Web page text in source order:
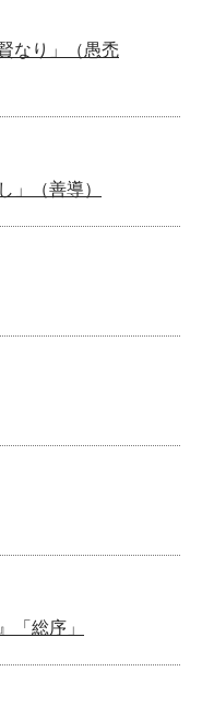
なり」（愚禿
」（善導）
「総序」